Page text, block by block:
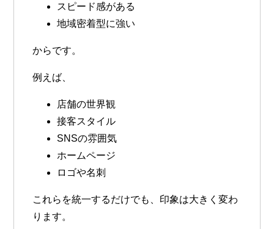
スピード感がある
地域密着型に強い
からです。
例えば、
店舗の世界観
接客スタイル
SNSの雰囲気
ホームページ
ロゴや名刺
これらを統一するだけでも、印象は大きく変わ
ります。